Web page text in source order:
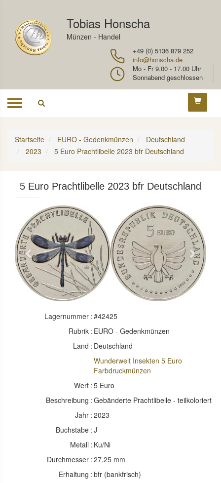
Tobias Honscha
Münzen - Handel
+49 (0) 5136 879 252
info@honscha.de
Mo - Fr 9.00 - 17.00 Uhr
Sonnabend geschlossen
Toggle
Startseite EURO - Gedenkmünzen
Deutschland
2023
5 Euro Prachtlibelle 2023 bfr Deutschland
5 Euro Prachtlibelle 2023 bfr Deutschland
Previous Next
Lagernummer :#42425
Rubrik : EURO - Gedenkmünzen
Land : Deutschland
Wunderwelt Insekten 5 Euro
Farbdruckmünzen
Wert :5 Euro
Beschreibung :Gebänderte Prachtlibelle - teilkoloriert
Jahr :2023
Buchstabe :J
Metall : Ku/Ni
Durchmesser :27,25 mm
Erhaltung :bfr (bankfrisch)